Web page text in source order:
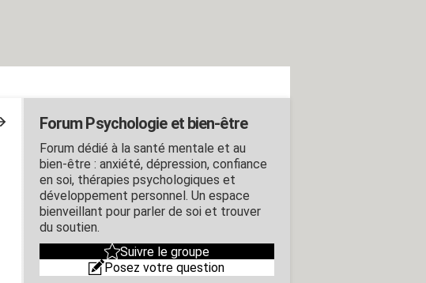
Forum Psychologie et bien-être
Forum dédié à la santé mentale et au
bien-être : anxiété, dépression, confiance
en soi, thérapies psychologiques et
développement personnel. Un espace
bienveillant pour parler de soi et trouver
du soutien.
Suivre le groupe
Posez votre question